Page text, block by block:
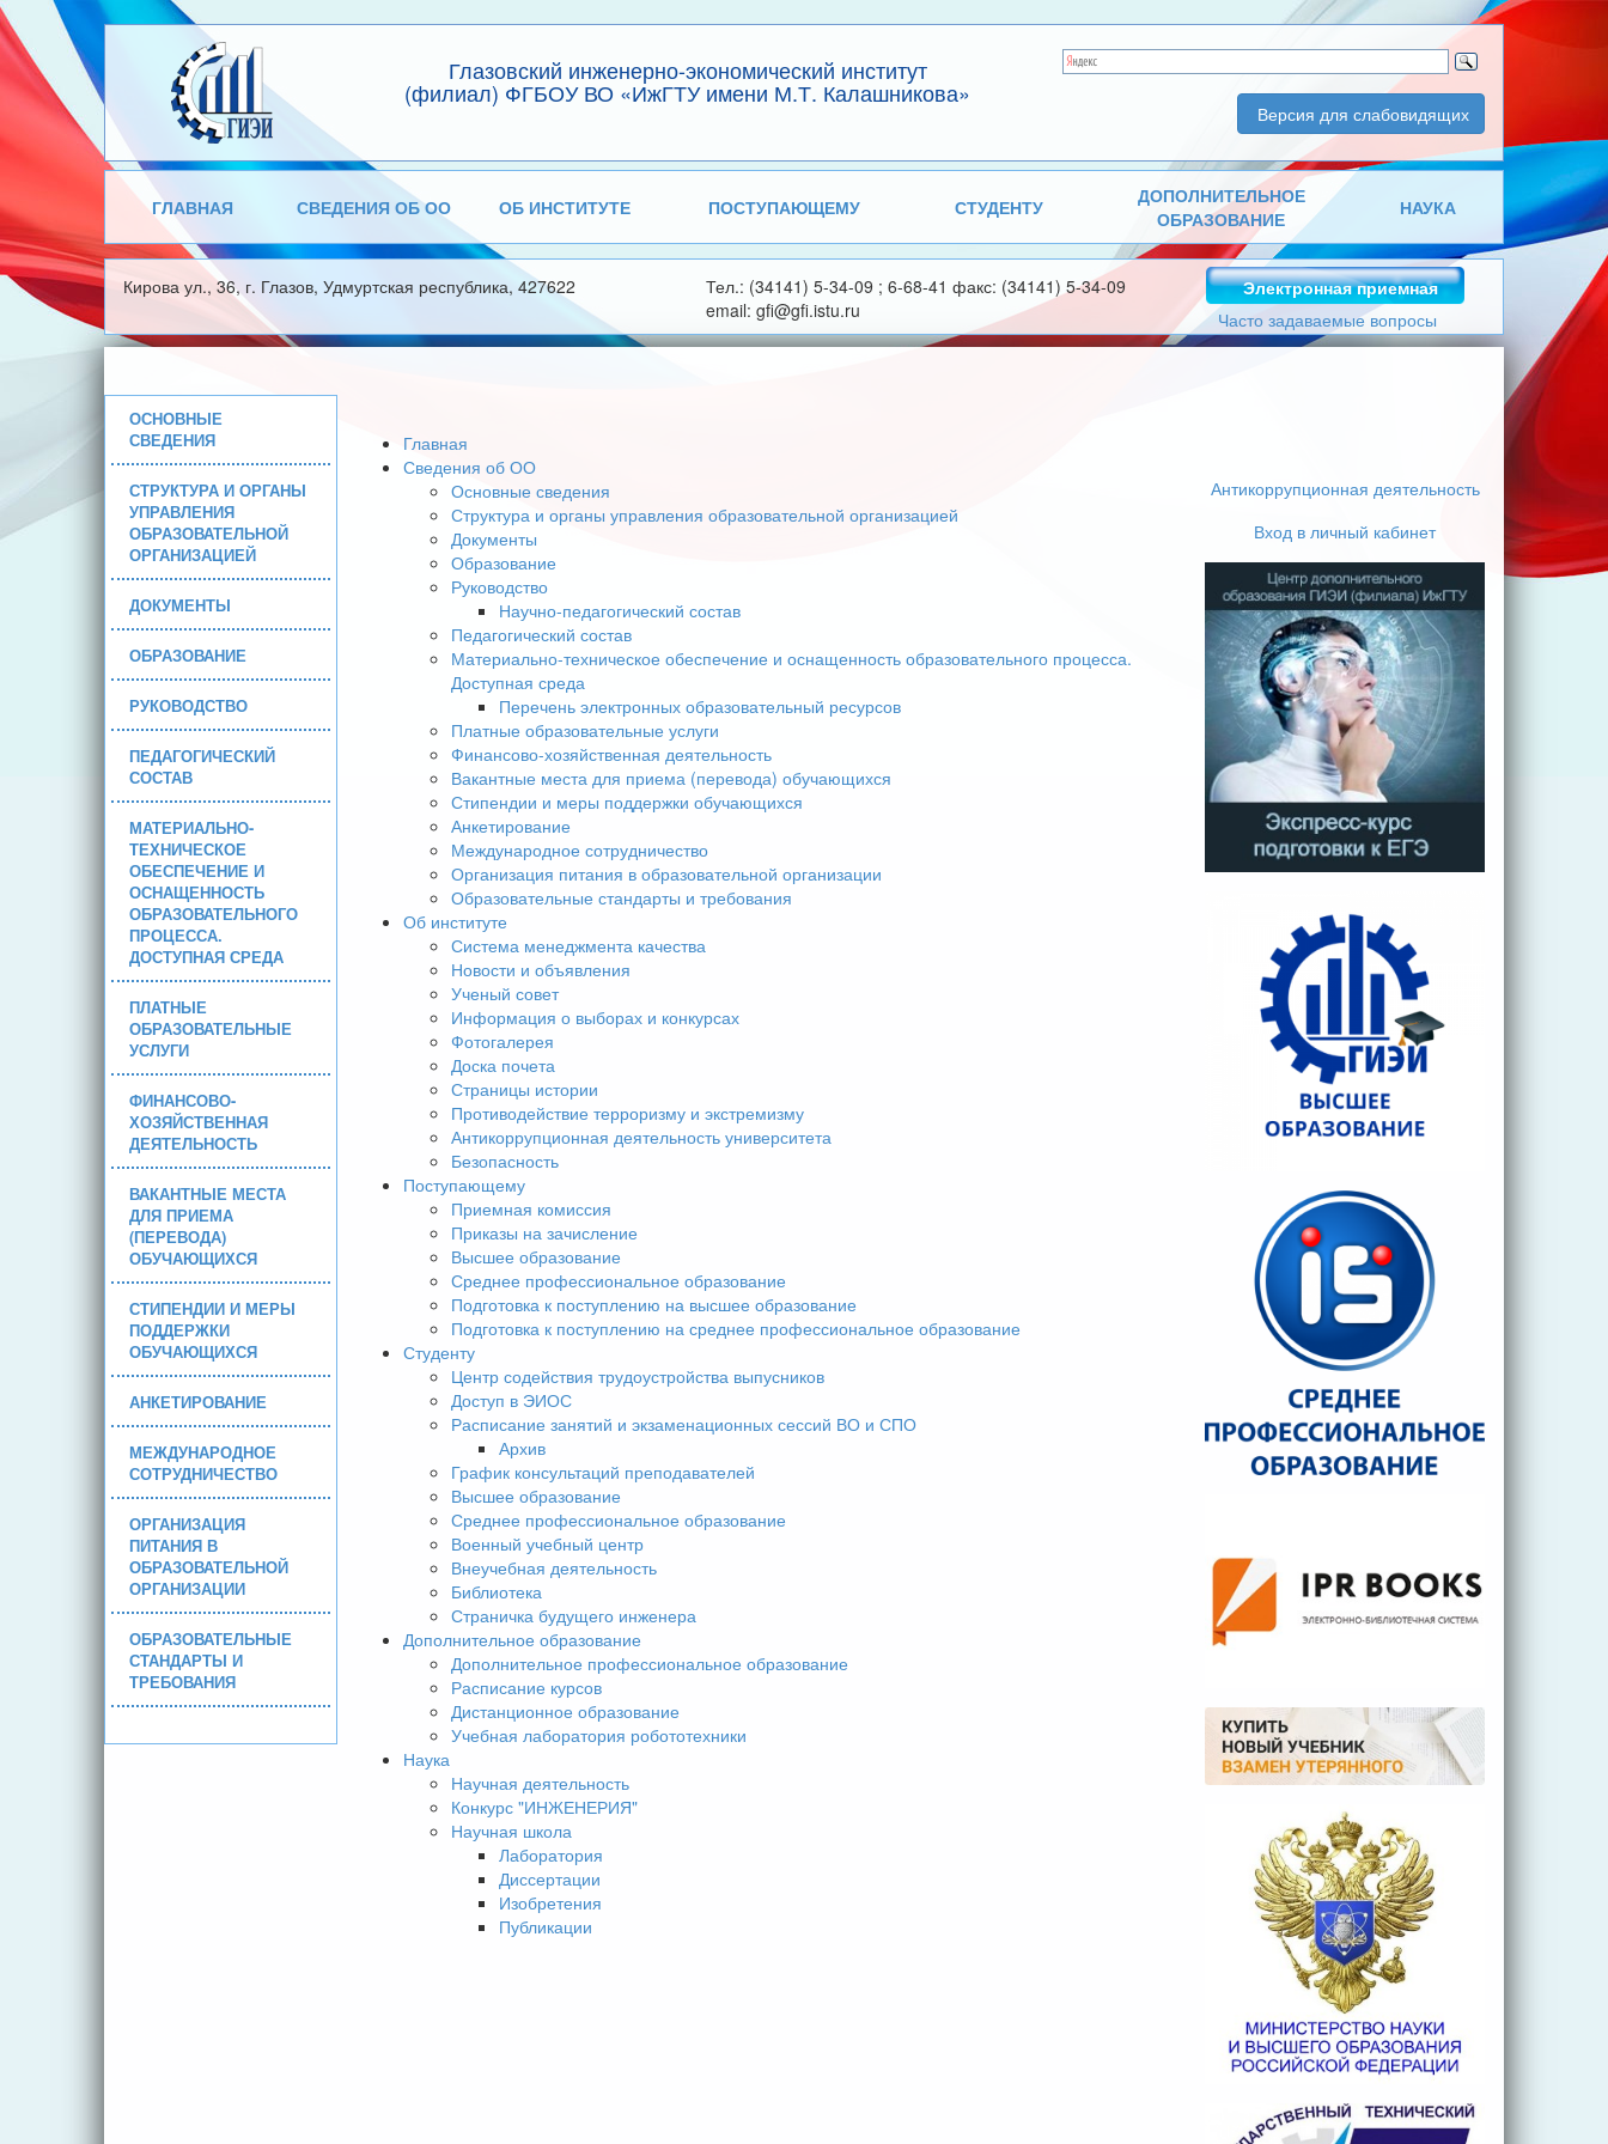
Глазовский инженерно-экономический институт
(филиал) ФГБОУ ВО «ИжГТУ имени М.Т. Калашникова»
Версия для слабовидящих
ГЛАВНАЯ СВЕДЕНИЯ ОБ ОО ОБ ИНСТИТУТЕ ПОСТУПАЮЩЕМУ СТУДЕНТУ
ДОПОЛНИТЕЛЬНОЕ
ОБРАЗОВАНИЕ
НАУКА
Кирова ул., 36, г. Глазов, Удмуртская республика, 427622
Тел.: (34141) 5-34-09 ; 6-68-41 факс: (34141) 5-34-09
email: gfi@gfi.istu.ru
Электронная приемная
Часто задаваемые вопросы
ОСНОВНЫЕ
СВЕДЕНИЯ
СТРУКТУРА И ОРГАНЫ
УПРАВЛЕНИЯ
ОБРАЗОВАТЕЛЬНОЙ
ОРГАНИЗАЦИЕЙ
ДОКУМЕНТЫ
ОБРАЗОВАНИЕ
РУКОВОДСТВО
ПЕДАГОГИЧЕСКИЙ
СОСТАВ
МАТЕРИАЛЬНО-
ТЕХНИЧЕСКОЕ
ОБЕСПЕЧЕНИЕ И
ОСНАЩЕННОСТЬ
ОБРАЗОВАТЕЛЬНОГО
ПРОЦЕССА.
ДОСТУПНАЯ СРЕДА
ПЛАТНЫЕ
ОБРАЗОВАТЕЛЬНЫЕ
УСЛУГИ
ФИНАНСОВО-
ХОЗЯЙСТВЕННАЯ
ДЕЯТЕЛЬНОСТЬ
ВАКАНТНЫЕ МЕСТА
ДЛЯ ПРИЕМА
(ПЕРЕВОДА)
ОБУЧАЮЩИХСЯ
СТИПЕНДИИ И МЕРЫ
ПОДДЕРЖКИ
ОБУЧАЮЩИХСЯ
АНКЕТИРОВАНИЕ
МЕЖДУНАРОДНОЕ
СОТРУДНИЧЕСТВО
ОРГАНИЗАЦИЯ
ПИТАНИЯ В
ОБРАЗОВАТЕЛЬНОЙ
ОРГАНИЗАЦИИ
ОБРАЗОВАТЕЛЬНЫЕ
СТАНДАРТЫ И
ТРЕБОВАНИЯ
Главная
Сведения об ОО
Основные сведения
Структура и органы управления образовательной организацией
Документы
Образование
Руководство
Научно-педагогический состав
Педагогический состав
Материально-техническое обеспечение и оснащенность образовательного процесса.
Доступная среда
Перечень электронных образовательный ресурсов
Платные образовательные услуги
Финансово-хозяйственная деятельность
Вакантные места для приема (перевода) обучающихся
Стипендии и меры поддержки обучающихся
Анкетирование
Международное сотрудничество
Организация питания в образовательной организации
Образовательные стандарты и требования
Об институте
Система менеджмента качества
Новости и объявления
Ученый совет
Информация о выборах и конкурсах
Фотогалерея
Доска почета
Страницы истории
Противодействие терроризму и экстремизму
Антикоррупционная деятельность университета
Безопасность
Поступающему
Приемная комиссия
Приказы на зачисление
Высшее образование
Среднее профессиональное образование
Подготовка к поступлению на высшее образование
Подготовка к поступлению на среднее профессиональное образование
Студенту
Центр содействия трудоустройства выпусников
Доступ в ЭИОС
Расписание занятий и экзаменационных сессий ВО и СПО
Архив
График консультаций преподавателей
Высшее образование
Среднее профессиональное образование
Военный учебный центр
Внеучебная деятельность
Библиотека
Страничка будущего инженера
Дополнительное образование
Дополнительное профессиональное образование
Расписание курсов
Дистанционное образование
Учебная лаборатория робототехники
Наука
Научная деятельность
Конкурс "ИНЖЕНЕРИЯ"
Научная школа
Лаборатория
Диссертации
Изобретения
Публикации
Антикоррупционная деятельность
Вход в личный кабинет